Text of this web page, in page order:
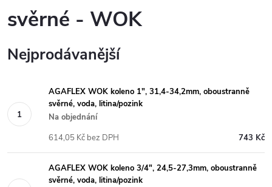
svěrné - WOK
Nejprodávanější
AGAFLEX WOK koleno 1", 31,4-34,2mm, oboustranně
svěrné, voda, litina/pozink
Na objednání
743 Kč
614,05 Kč bez DPH
AGAFLEX WOK koleno 3/4", 24,5-27,3mm, oboustranně
svěrné, voda, litina/pozink